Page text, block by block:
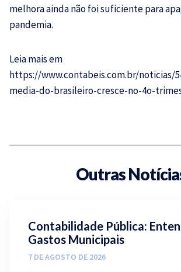
melhora ainda não foi suficiente para
pandemia.
Leia mais em
https://www.contabeis.com.br/noticias/
media-do-brasileiro-cresce-no-4o-
Outras
Contabilidade Pública:
Gastos Municipais
7 DE AGOSTO DE 2026